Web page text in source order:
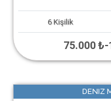
6 Kişilik
75.000 ₺-
DENIZ